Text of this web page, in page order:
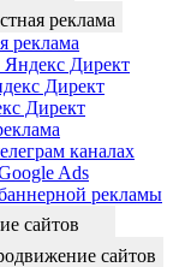
реклама
реклама
Директ
Директ
Директ
каналах
Ads
рекламы
сайтов
сайтов